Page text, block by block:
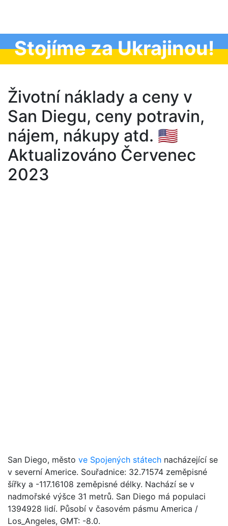
Stojíme za Ukrajinou!
Životní náklady a ceny v
San Diegu, ceny potravin,
nájem, nákupy atd. 🇺🇸
Aktualizováno Červenec
2023
San Diego, město ve Spojených státech nacházející se
v severní Americe. Souřadnice: 32.71574 zeměpisné
šířky a -117.16108 zeměpisné délky. Nachází se v
nadmořské výšce 31 metrů. San Diego má populaci
1394928 lidí. Působí v časovém pásmu America /
Los_Angeles, GMT: -8.0.